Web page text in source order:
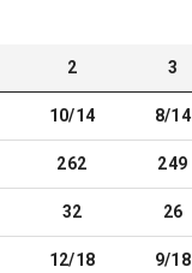
2 3
10/14 8/14
262 249
32 26
12/18 9/18